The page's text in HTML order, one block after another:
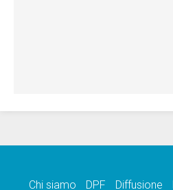
Chi siamo DPF Diffusione